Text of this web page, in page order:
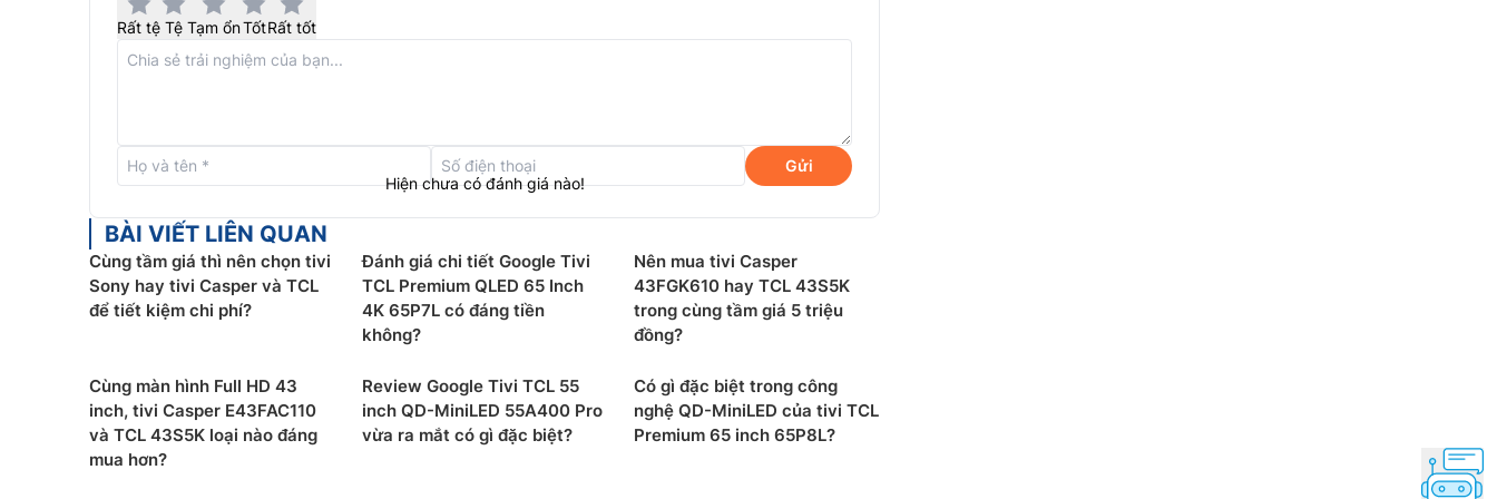
sắc màu, cho dải màu lên đến 95% tiêu chuẩn DCI-P3. Đưa môi trường kỹ thuật số vào
đời sống theo cách mà bạn chưa từng thấy trước đây.
giúp đạt được các đặc tính quang học tốt hơn và đảm bảo rằng màu sắc trên màn hình
giống như màu sắc trong thế giới thực.
Độ bền màu lên đến 100.000 giờ:Sử dụng vật liệu tinh thể lượng tử bậc bốn hoàn toàn
mới, đảm bảo phát xạ ánh sáng hiệu quả trong 100.000 giờ.
Độ sáng tăng cường 25%:
mang lại sự cải thiện về hiệu suất chuyển đổi ánh sáng, từ đó tăng độ sáng 25% và mang
lại trải nghiệm xem chi tiết, tinh tế hơn.
Rất tệ Tệ Tạm ổnTốtRất tốt
Gửi
Hiện chưa có đánh giá nào!
BÀI VIẾT LIÊN QUAN
Cùng tầm giá thì nên chọn tivi
Sony hay tivi Casper và TCL
để tiết kiệm chi phí?
Đánh giá chi tiết Google Tivi
TCL Premium QLED 65 Inch
4K 65P7L có đáng tiền
không?
Nên mua tivi Casper
43FGK610 hay TCL 43S5K
trong cùng tầm giá 5 triệu
đồng?
Cùng màn hình Full HD 43
inch, tivi Casper E43FAC110
và TCL 43S5K loại nào đáng
mua hơn?
Review Google Tivi TCL 55
inch QD-MiniLED 55A400 Pro
vừa ra mắt có gì đặc biệt?
Có gì đặc biệt trong công
nghệ QD-MiniLED của tivi TCL
Premium 65 inch 65P8L?